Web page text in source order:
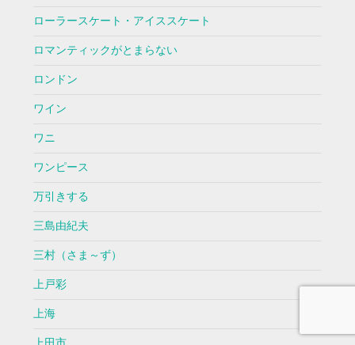
ローラースケート・アイススケート
ロマンティックがとまらない
ロンドン
ワイン
ワニ
ワンピース
万引きする
三島由紀夫
三村（さま～ず）
上戸彩
上海